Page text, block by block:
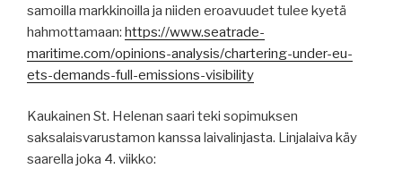
samoilla markkinoilla ja niiden eroavuudet tulee kyetä
hahmottamaan: https://www.seatrade-
maritime.com/opinions-analysis/chartering-under-eu-
ets-demands-full-emissions-visibility
Kaukainen St. Helenan saari teki sopimuksen
saksalaisvarustamon kanssa laivalinjasta. Linjalaiva käy
saarella joka 4. viikko: